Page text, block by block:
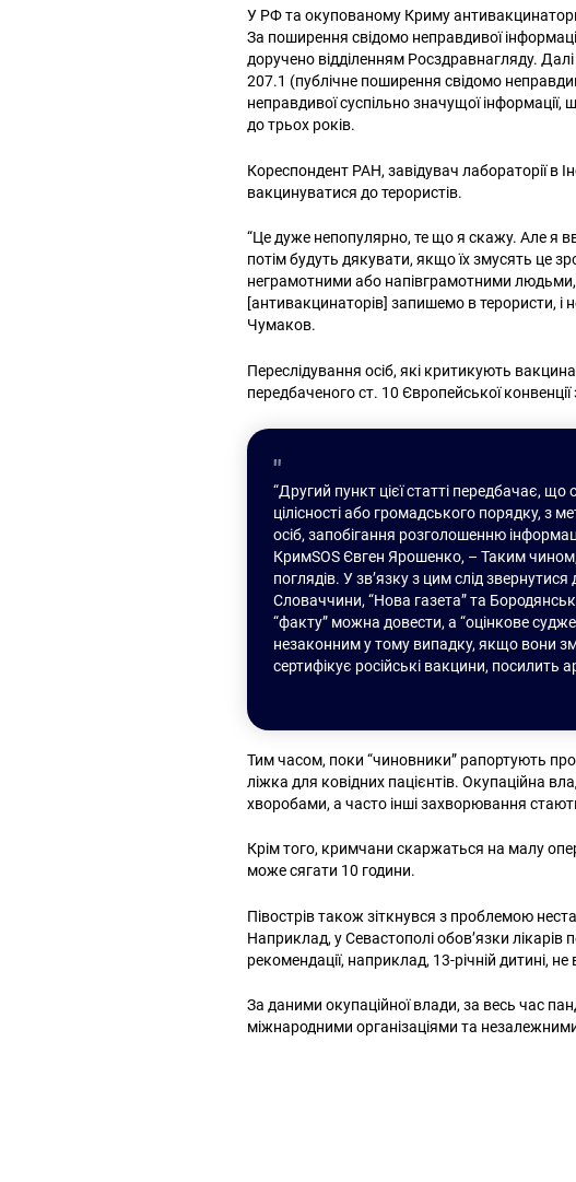
У РФ та окупованому Криму
За поширення свідомо неправдивої
доручено відділенням Росздравнагляду.
207.1 (публічне поширення свідомо
неправдивої суспільно значущої
до трьох років.
Кореспондент РАН, завідувач лабораторії в
вакцинуватися до терористів.
“Це дуже непопулярно, те що я скажу. Але я
потім будуть дякувати, якщо їх змусять це
неграмотними або напівграмотними людьми,
[антивакцинаторів] запишемо в терористи, і
Чумаков.
Переслідування осіб, які критикують
передбаченого ст. 10 Європейської
“Другий пункт цієї статті передбачає,
цілісності або громадського порядку, з
осіб, запобігання розголошенню
КримSOS Євген Ярошенко, – Таким
поглядів. У зв’язку з цим слід
Словаччини, “Нова газета” та
“факту” можна довести, а “оцінкове
незаконним у тому випадку, якщо вони
сертифікує російські вакцини,
Тим часом, поки “чиновники” рапортують
ліжка для ковідних пацієнтів. Окупаційна
хворобами, а часто інші захворювання
Крім того, кримчани скаржаться на малу
може сягати 10 години.
Півострів також зіткнувся з проблемою
Наприклад, у Севастополі обов’язки
рекомендації, наприклад, 13-річній дитині, не
За даними окупаційної влади, за весь час
міжнародними організаціями та